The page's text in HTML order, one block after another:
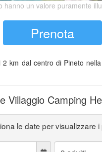
hanno un valore puramente
Prenota
km dal centro di Pineto
Villaggio Camping
le date per visualizzare i
Adulti: